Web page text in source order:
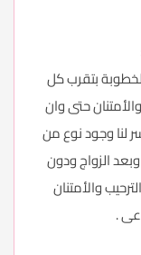
بتقرب كل
حتى وان
لنا وجود نوع من
الزواج ودون
والأمتنان
.